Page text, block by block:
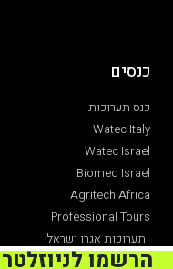
כנסים
כנס תערוכות
Watec Italy
Watec Israel
Biomed Israel
Agritech Africa
Professional Tours
תערוכות אגרו ישראל
תערוכת חקלאות
הרשמו לניוזלטר